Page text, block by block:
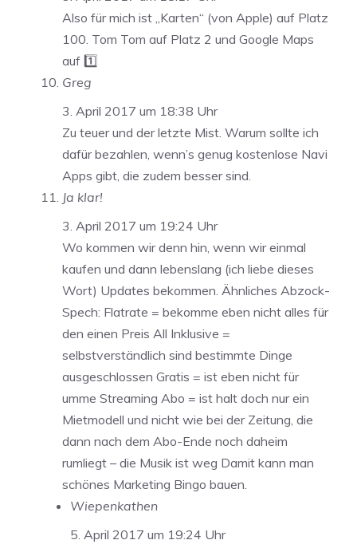
Also für mich ist ,,Karten“ (von Apple) auf Platz
100. Tom Tom auf Platz 2 und Google Maps
auf 1️⃣
Greg
3. April 2017 um 18:38 Uhr
Zu teuer und der letzte Mist. Warum sollte ich
dafür bezahlen, wenn’s genug kostenlose Navi
Apps gibt, die zudem besser sind.
Ja klar!
3. April 2017 um 19:24 Uhr
Wo kommen wir denn hin, wenn wir einmal
kaufen und dann lebenslang (ich liebe dieses
Wort) Updates bekommen. Ähnliches Abzock-
Spech: Flatrate = bekomme eben nicht alles für
den einen Preis All Inklusive =
selbstverständlich sind bestimmte Dinge
ausgeschlossen Gratis = ist eben nicht für
umme Streaming Abo = ist halt doch nur ein
Mietmodell und nicht wie bei der Zeitung, die
dann nach dem Abo-Ende noch daheim
rumliegt – die Musik ist weg Damit kann man
schönes Marketing Bingo bauen.
Wiepenkathen
5. April 2017 um 19:24 Uhr